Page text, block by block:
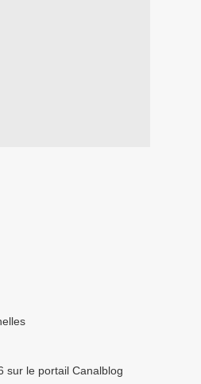
sur le portail Canalblog